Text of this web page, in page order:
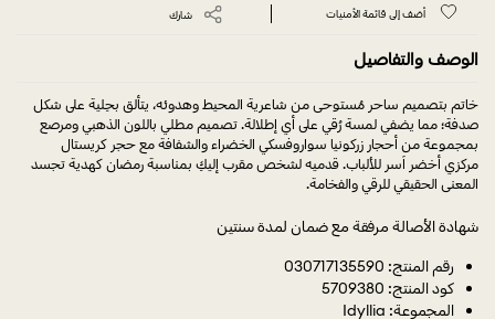
أضف إلى قائمة الأمنيات شارك
الوصف والتفاصيل
خاتم بتصميم ساحر مُستوحى من شاعرية المحيط وهدوئه، يتألق بحِلية على شكل
صدفة؛ مما يضفي لمسة رُقي على أي إطلالة. تصميم مطلي باللون الذهبي ومرصع
بمجموعة من أحجار زركونيا سواروفسكي الخضراء والشفافة مع حجر كريستال
مركزي أخضر آسر للألباب. قدميه لشخص مقرب إليكِ بمناسبة رمضان كهدية تجسد
المعنى الحقيقي للرقي والفخامة.
شهادة الأصالة مرفقة مع ضمان لمدة سنتين
رقم المنتج: 030717135590
كود المنتج: 5709380
المجموعة: Idyllia